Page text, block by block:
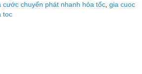
cước chuyển phát nhanh hỏa tốc gia cuoc
toc